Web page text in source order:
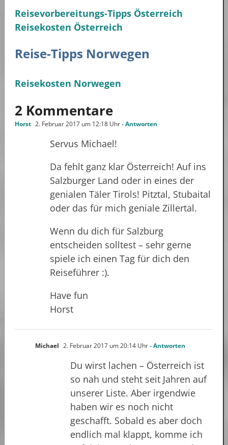
Reisevorbereitungs-Tipps Österreich
Reisekosten Österreich
Reise-Tipps Norwegen
Reisekosten Norwegen
2 Kommentare
Horst 2. Februar 2017 um 12:18 Uhr- Antworten
Servus Michael!
Da fehlt ganz klar Österreich! Auf ins
Salzburger Land oder in eines der
genialen Täler Tirols! Pitztal, Stubaital
oder das für mich geniale Zillertal.
Wenn du dich für Salzburg
entscheiden solltest – sehr gerne
spiele ich einen Tag für dich den
Reiseführer :).
Have fun
Horst
Michael 2. Februar 2017 um 20:14 Uhr- Antworten
Du wirst lachen – Österreich ist
so nah und steht seit Jahren auf
unserer Liste. Aber irgendwie
haben wir es noch nicht
geschafft. Sobald es aber doch
endlich mal klappt, komme ich